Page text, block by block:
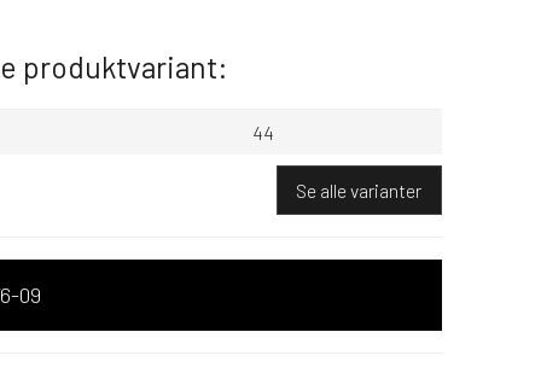
produktvariant:
44
Se alle varianter
09